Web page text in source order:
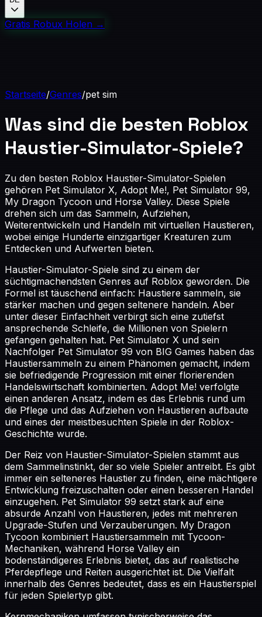
Gratis Robux Holen →
Startseite/Genres/pet sim
Was sind die besten Roblox
Haustier-Simulator-Spiele?
Zu den besten Roblox Haustier-Simulator-Spielen
gehören Pet Simulator X, Adopt Me!, Pet Simulator 99,
My Dragon Tycoon und Horse Valley. Diese Spiele
drehen sich um das Sammeln, Aufziehen,
Weiterentwickeln und Handeln mit virtuellen Haustieren,
wobei einige Hunderte einzigartiger Kreaturen zum
Entdecken und Aufwerten bieten.
Haustier-Simulator-Spiele sind zu einem der
süchtigmachendsten Genres auf Roblox geworden. Die
Formel ist täuschend einfach: Haustiere sammeln, sie
stärker machen und gegen seltenere handeln. Aber
unter dieser Einfachheit verbirgt sich eine zutiefst
ansprechende Schleife, die Millionen von Spielern
gefangen gehalten hat. Pet Simulator X und sein
Nachfolger Pet Simulator 99 von BIG Games haben das
Haustiersammeln zu einem Phänomen gemacht, indem
sie befriedigende Progression mit einer florierenden
Handelswirtschaft kombinierten. Adopt Me! verfolgte
einen anderen Ansatz, indem es das Erlebnis rund um
die Pflege und das Aufziehen von Haustieren aufbaute
und eines der meistbesuchten Spiele in der Roblox-
Geschichte wurde.
Der Reiz von Haustier-Simulator-Spielen stammt aus
dem Sammelinstinkt, der so viele Spieler antreibt. Es gibt
immer ein selteneres Haustier zu finden, eine mächtigere
Entwicklung freizuschalten oder einen besseren Handel
einzugehen. Pet Simulator 99 setzt stark auf eine
absurde Anzahl von Haustieren, jedes mit mehreren
Upgrade-Stufen und Verzauberungen. My Dragon
Tycoon kombiniert Haustiersammeln mit Tycoon-
Mechaniken, während Horse Valley ein
bodenständigeres Erlebnis bietet, das auf realistische
Pferdepflege und Reiten ausgerichtet ist. Die Vielfalt
innerhalb des Genres bedeutet, dass es ein Haustierspiel
für jeden Spielertyp gibt.